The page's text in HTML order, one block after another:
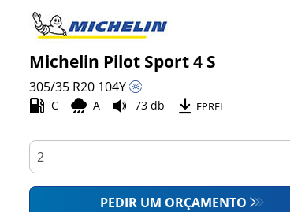
Michelin Pilot Sport 4 S
305/35 R20 104Y
C A 73 db EPREL
PEDIR UM ORÇAMENTO